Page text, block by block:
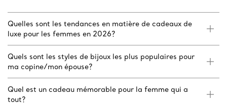
Quelles sont les tendances en matière de cadeaux de
luxe pour les femmes en 2026?
Quels sont les styles de bijoux les plus populaires pour
ma copine/mon épouse?
Quel est un cadeau mémorable pour la femme qui a
tout?